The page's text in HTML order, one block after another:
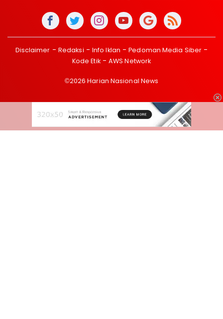
Disclaimer Redaksi Info Iklan
Pedoman Media Siber
Kode Etik
AWS Network
©2026 Harian Nasional News